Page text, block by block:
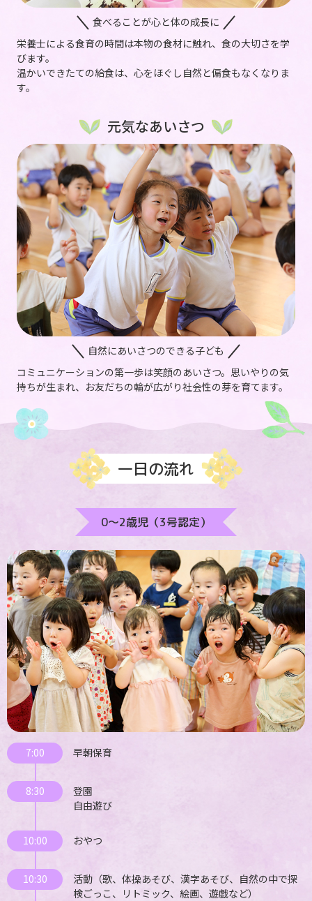
食べることが心と体の成長に
栄養士による食育の時間は本物の食材に触れ、食の大切さを学
びます。
温かいできたての給食は、心をほぐし自然と偏食もなくなりま
す。
元気なあいさつ
自然にあいさつのできる子ども
コミュニケーションの第一歩は笑顔のあいさつ。思いやりの気
持ちが生まれ、お友だちの輪が広がり社会性の芽を育てます。
一日の流れ
0～2歳児（3号認定）
7:00 早朝保育
8:30
登園
自由遊び
10:00 おやつ
10:30
活動（歌、体操あそび、漢字あそび、自然の中で探
検ごっこ、リトミック、絵画、遊戯など）